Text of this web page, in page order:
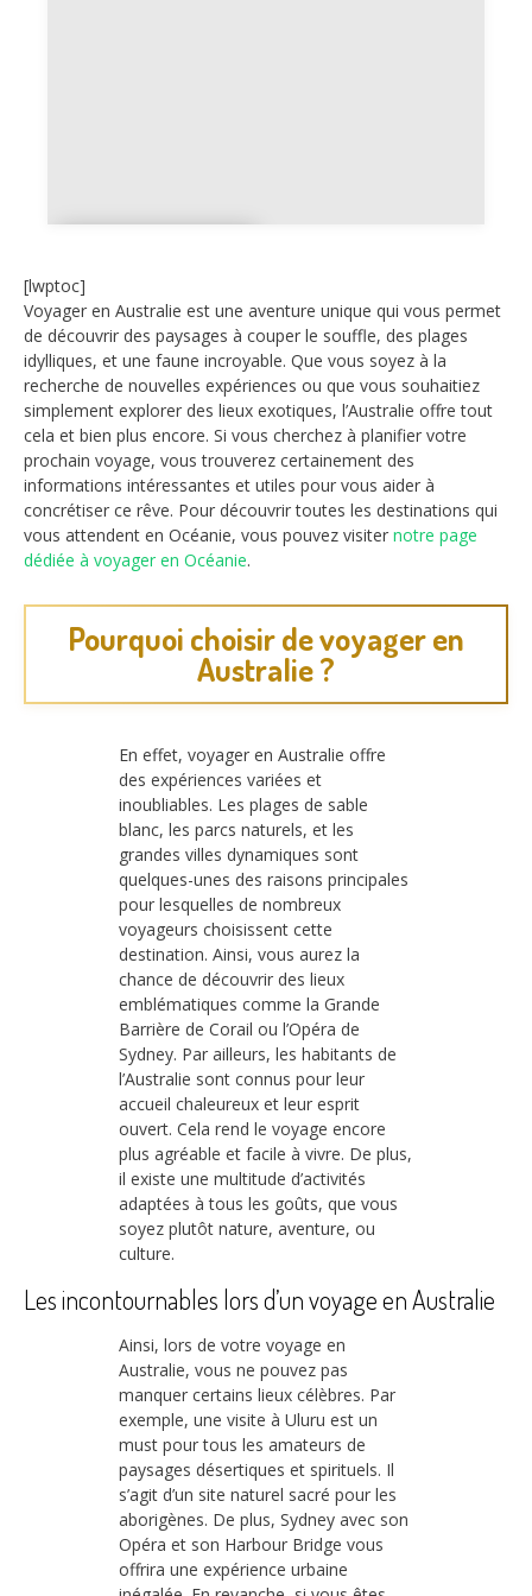
[lwptoc]
Voyager en Australie est une aventure unique qui vous permet
de découvrir des paysages à couper le souffle, des plages
idylliques, et une faune incroyable. Que vous soyez à la
recherche de nouvelles expériences ou que vous souhaitiez
simplement explorer des lieux exotiques, l’Australie offre tout
cela et bien plus encore. Si vous cherchez à planifier votre
prochain voyage, vous trouverez certainement des
informations intéressantes et utiles pour vous aider à
concrétiser ce rêve. Pour découvrir toutes les destinations qui
vous attendent en Océanie, vous pouvez visiter notre page
dédiée à voyager en Océanie.
Pourquoi choisir de voyager en
Australie ?
En effet, voyager en Australie offre
des expériences variées et
inoubliables. Les plages de sable
blanc, les parcs naturels, et les
grandes villes dynamiques sont
quelques-unes des raisons principales
pour lesquelles de nombreux
voyageurs choisissent cette
destination. Ainsi, vous aurez la
chance de découvrir des lieux
emblématiques comme la Grande
Barrière de Corail ou l’Opéra de
Sydney. Par ailleurs, les habitants de
l’Australie sont connus pour leur
accueil chaleureux et leur esprit
ouvert. Cela rend le voyage encore
plus agréable et facile à vivre. De plus,
il existe une multitude d’activités
adaptées à tous les goûts, que vous
soyez plutôt nature, aventure, ou
culture.
Les incontournables lors d’un voyage en Australie
Ainsi, lors de votre voyage en
Australie, vous ne pouvez pas
manquer certains lieux célèbres. Par
exemple, une visite à Uluru est un
must pour tous les amateurs de
paysages désertiques et spirituels. Il
s’agit d’un site naturel sacré pour les
aborigènes. De plus, Sydney avec son
Opéra et son Harbour Bridge vous
offrira une expérience urbaine